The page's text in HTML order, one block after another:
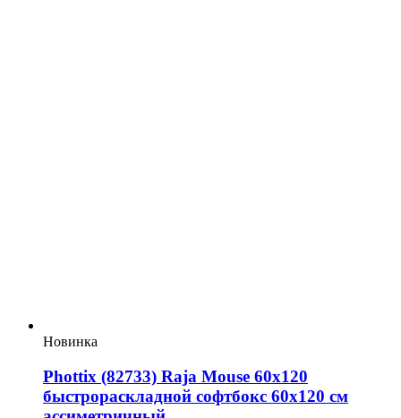
Новинка
Phottix (82733) Raja Mouse 60х120
быстрораскладной софтбокс 60х120 см